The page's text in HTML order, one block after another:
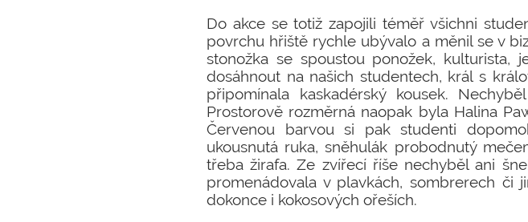
Do akce se totiž zapojili téměř všichni
povrchu hřiště rychle ubývalo a měnil se v
stonožka se spoustou ponožek, kulturista,
dosáhnout na našich studentech, král s
připomínala kaskadérský kousek.
Prostorově rozměrná naopak byla Halina
Červenou barvou si pak studenti
ukousnutá ruka, sněhulák probodnutý
třeba žirafa. Ze zvířecí říše nechyběl ani
promenádovala v plavkách, sombrerech či
dokonce i kokosových ořeších.